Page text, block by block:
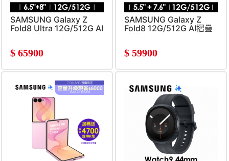
SAMSUNG Galaxy Z
Fold8 Ultra 12G/512G AI
摺疊手機 石墨灰
$ 65900
SAMSUNG Galaxy Z
Fold8 12G/512G AI摺疊
手機 奶油白
$ 59900